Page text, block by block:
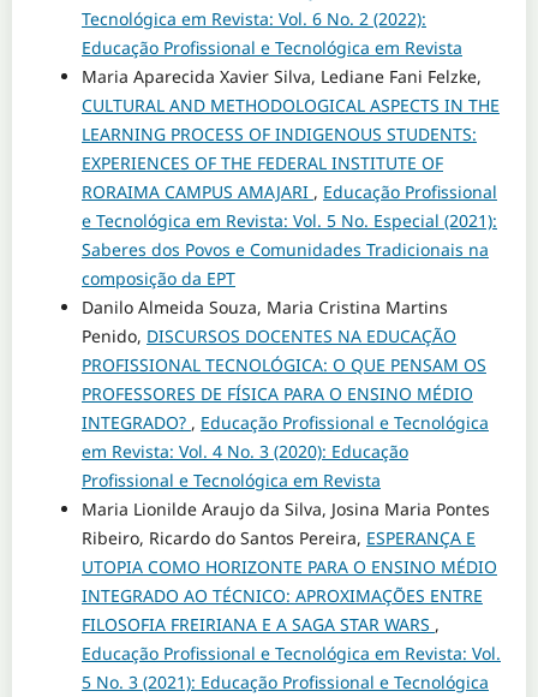
Tecnológica em Revista: Vol. 6 No. 2 (2022):
Educação Profissional e Tecnológica em Revista
Maria Aparecida Xavier Silva, Lediane Fani Felzke,
CULTURAL AND METHODOLOGICAL ASPECTS IN THE
LEARNING PROCESS OF INDIGENOUS STUDENTS:
EXPERIENCES OF THE FEDERAL INSTITUTE OF
RORAIMA CAMPUS AMAJARI , Educação Profissional
e Tecnológica em Revista: Vol. 5 No. Especial (2021):
Saberes dos Povos e Comunidades Tradicionais na
composição da EPT
Danilo Almeida Souza, Maria Cristina Martins
Penido, DISCURSOS DOCENTES NA EDUCAÇÃO
PROFISSIONAL TECNOLÓGICA: O QUE PENSAM OS
PROFESSORES DE FÍSICA PARA O ENSINO MÉDIO
INTEGRADO? , Educação Profissional e Tecnológica
em Revista: Vol. 4 No. 3 (2020): Educação
Profissional e Tecnológica em Revista
Maria Lionilde Araujo da Silva, Josina Maria Pontes
Ribeiro, Ricardo do Santos Pereira, ESPERANÇA E
UTOPIA COMO HORIZONTE PARA O ENSINO MÉDIO
INTEGRADO AO TÉCNICO: APROXIMAÇÕES ENTRE
FILOSOFIA FREIRIANA E A SAGA STAR WARS ,
Educação Profissional e Tecnológica em Revista: Vol.
5 No. 3 (2021): Educação Profissional e Tecnológica